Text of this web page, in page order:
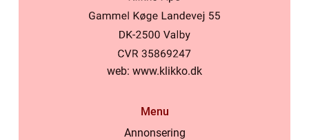
web: www.klikko.dk
Menu
Annonsering